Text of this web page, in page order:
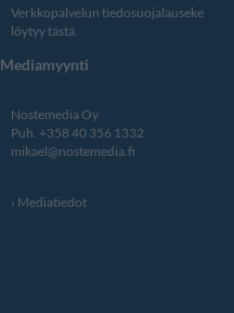
Verkkopalvelun tiedosuojalauseke
löytyy tästä.
Mediamyynti
Nostemedia Oy
Puh. +358 40 356 1332
mikael@nostemedia.fi
Mediatiedot